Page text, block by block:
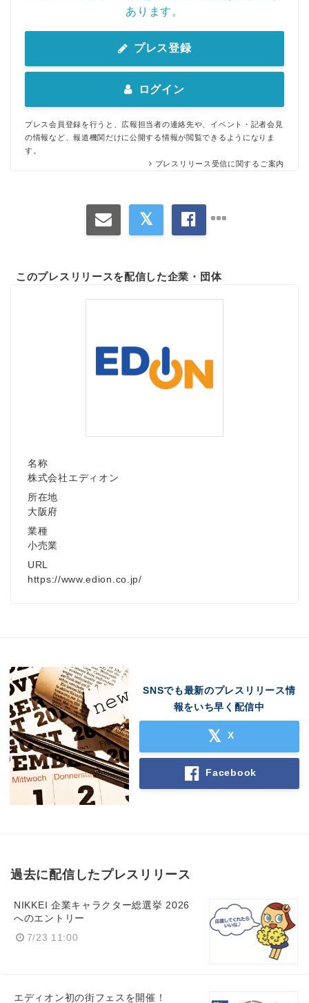
あります。
プレス登録
ログイン
プレス会員登録を行うと、広報担当者の連絡先や、イベント・記者会見
の情報など、報道機関だけに公開する情報が閲覧できるようになりま
す。
プレスリリース受信に関するご案内
このプレスリリースを配信した企業・団体
名称
株式会社エディオン
所在地
大阪府
業種
小売業
URL
https://www.edion.co.jp/
SNSでも最新のプレスリリース情
報をいち早く配信中
X
Facebook
過去に配信したプレスリリース
NIKKEI 企業キャラクター総選挙 2026
へのエントリー
7/23 11:00
エディオン初の街フェスを開催！